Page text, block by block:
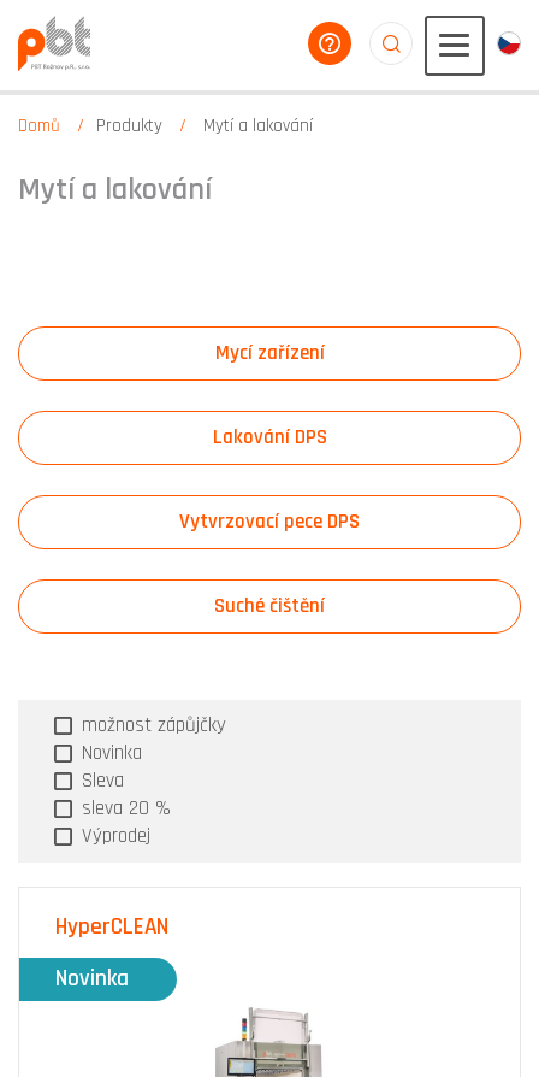
poradíme vám
Domů Produkty Mytí a lakování
Mytí a lakování
Mycí zařízení
Lakování DPS
Vytvrzovací pece DPS
Suché čištění
možnost zápůjčky
Novinka
Sleva
sleva 20 %
Výprodej
Novinka
HyperCLEAN